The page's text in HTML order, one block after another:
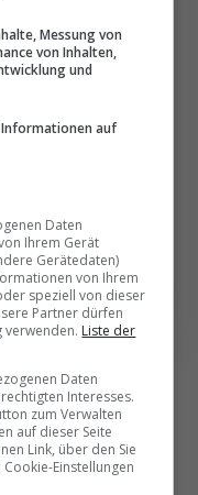
und
in
die Wahl.
Messung von
von Inhalten,
und
auf
Daten
Ihrem Gerät
Gerätedaten)
von Ihrem
speziell von dieser
Partner dürfen
verwenden. Liste der
Daten
Interesses.
zum Verwalten
auf dieser Seite
Link, über den Sie
Einstellungen